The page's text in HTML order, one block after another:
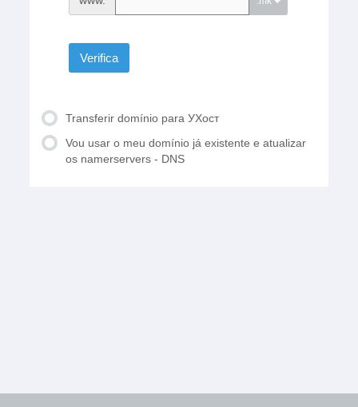
Verifica
Transferir domínio para УХост
Vou usar o meu domínio já existente e atualizar
os namerservers - DNS